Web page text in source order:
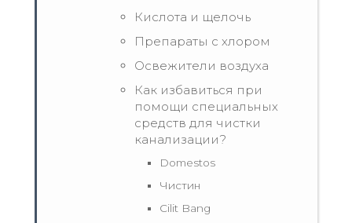
Кислота и щелочь
Препараты с хлором
Освежители воздуха
Как избавиться при
помощи специальных
средств для чистки
канализации?
Domestos
Чистин
Cilit Bang